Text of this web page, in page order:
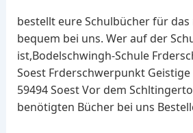
bestellt eure Schulbücher für das
bequem bei uns. Wer auf der
ist,Bodelschwingh-Schule
Soest Frderschwerpunkt
59494 Soest Vor dem
benötigten Bücher bei uns